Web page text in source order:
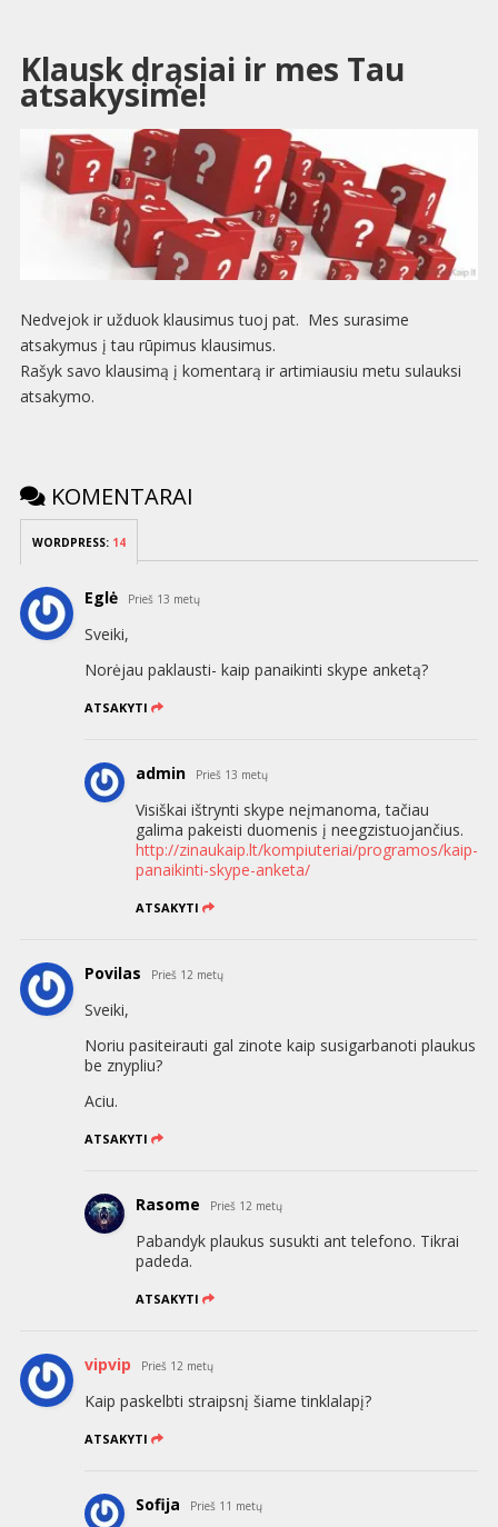
Klausk drąsiai ir mes Tau
atsakysime!
Nedvejok ir užduok klausimus tuoj pat. Mes surasime
atsakymus į tau rūpimus klausimus.
Rašyk savo klausimą į komentarą ir artimiausiu metu sulauksi
atsakymo.
KOMENTARAI
WORDPRESS: 14
Eglė Prieš 13 metų
Sveiki,
Norėjau paklausti- kaip panaikinti skype anketą?
ATSAKYTI
admin Prieš 13 metų
Visiškai ištrynti skype neįmanoma, tačiau
galima pakeisti duomenis į neegzistuojančius.
http://zinaukaip.lt/kompiuteriai/programos/kaip-
panaikinti-skype-anketa/
ATSAKYTI
Povilas Prieš 12 metų
Sveiki,
Noriu pasiteirauti gal zinote kaip susigarbanoti plaukus
be znypliu?
Aciu.
ATSAKYTI
Rasome Prieš 12 metų
Pabandyk plaukus susukti ant telefono. Tikrai
padeda.
ATSAKYTI
vipvip Prieš 12 metų
Kaip paskelbti straipsnį šiame tinklalapį?
ATSAKYTI
Sofija Prieš 11 metų